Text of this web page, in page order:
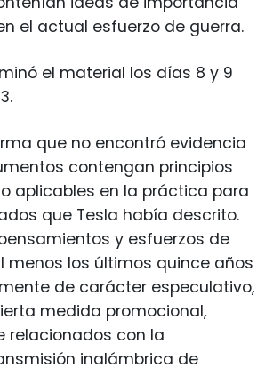
el actual esfuerzo de guerra.
el material los días 8 y 9
que no encontró evidencia
contengan principios
aplicables en la práctica para
que Tesla había descrito.
y esfuerzos de
menos los últimos quince años
de carácter especulativo,
medida promocional,
relacionados con la
inalámbrica de